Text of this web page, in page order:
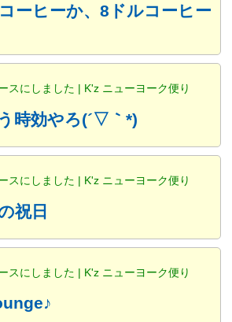
ーヒーか、8ドルコーヒー
スにしました | K'z ニューヨーク便り
時効やろ(´▽｀*)
スにしました | K'z ニューヨーク便り
祝日
スにしました | K'z ニューヨーク便り